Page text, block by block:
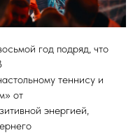
год подряд, что
теннису и
от
энергией,